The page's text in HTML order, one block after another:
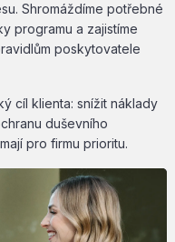
Shromáždíme potřebné
programu a zajistíme
poskytovatele
cíl klienta: snížit náklady
duševního
pro firmu prioritu.